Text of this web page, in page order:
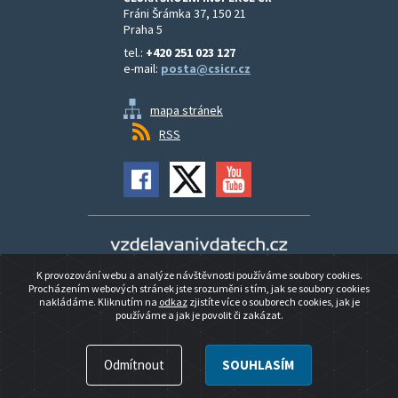
Fráni Šrámka 37, 150 21
Praha 5
tel.: +420 251 023 127
e-mail: posta@csicr.cz
mapa stránek
RSS
Vzdělávání v datech
Prohlášení o přístupnosti
© 2026 ČESKÁ ŠKOLNÍ INSPEKCE ČR
K provozování webu a analýze návštěvnosti používáme soubory cookies.
Procházením webových stránek jste srozuměni s tím, jak se soubory cookies
nakládáme. Kliknutím na odkazzjistíte více o souborech cookies, jak je
používáme a jak je povolit či zakázat.
Odmítnout SOUHLASÍM